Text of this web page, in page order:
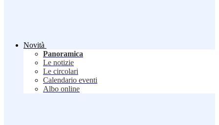
Novità
Panoramica
Le notizie
Le circolari
Calendario eventi
Albo online